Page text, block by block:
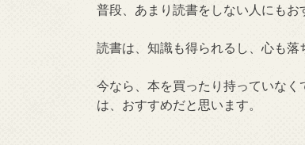
普段、あまり読書をしない人にもお
読書は、知識も得られるし、心も落
今なら、本を買ったり持っていな
は、おすすめだと思います。